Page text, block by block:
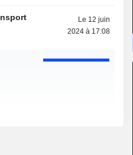
Le 12 juin
2024 à 17:08